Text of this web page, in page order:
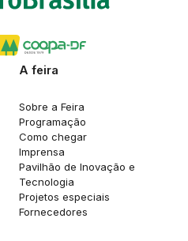
A feira
Sobre a Feira
Programação
Como chegar
Imprensa
Pavilhão de Inovação e
Tecnologia
Projetos especiais
Fornecedores